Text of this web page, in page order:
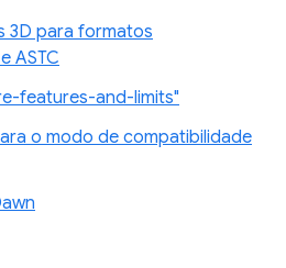
3D para formatos
ASTC
features-and-limits"
o modo de compatibilidade